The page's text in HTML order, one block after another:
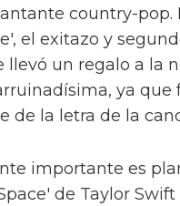
country-
el exitazo y
un regalo a la
ya
de la letra de la
importante es
de Taylor